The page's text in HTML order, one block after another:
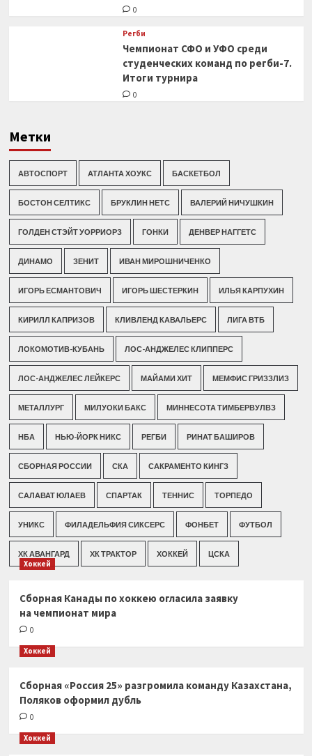
0
Регби
Чемпионат СФО и УФО среди
студенческих команд по регби-7.
Итоги турнира
0
Метки
АВТОСПОРТ АТЛАНТА ХОУКС БАСКЕТБОЛ
БОСТОН СЕЛТИКС БРУКЛИН НЕТС ВАЛЕРИЙ НИЧУШКИН
ГОЛДЕН СТЭЙТ УОРРИОРЗ ГОНКИ ДЕНВЕР НАГГЕТС
ДИНАМО ЗЕНИТ ИВАН МИРОШНИЧЕНКО
ИГОРЬ ЕСМАНТОВИЧ ИГОРЬ ШЕСТЕРКИН ИЛЬЯ КАРПУХИН
КИРИЛЛ КАПРИЗОВ КЛИВЛЕНД КАВАЛЬЕРС ЛИГА ВТБ
ЛОКОМОТИВ-КУБАНЬ ЛОС-АНДЖЕЛЕС КЛИППЕРС
ЛОС-АНДЖЕЛЕС ЛЕЙКЕРС МАЙАМИ ХИТ МЕМФИС ГРИЗЗЛИЗ
МЕТАЛЛУРГ МИЛУОКИ БАКС МИННЕСОТА ТИМБЕРВУЛВЗ
НБА НЬЮ-ЙОРК НИКС РЕГБИ РИНАТ БАШИРОВ
СБОРНАЯ РОССИИ СКА САКРАМЕНТО КИНГЗ
САЛАВАТ ЮЛАЕВ СПАРТАК ТЕННИС ТОРПЕДО
УНИКС ФИЛАДЕЛЬФИЯ СИКСЕРС ФОНБЕТ ФУТБОЛ
ХК АВАНГАРД ХК ТРАКТОР ХОККЕЙ ЦСКА
Хоккей
Сборная Канады по хоккею огласила заявку
на чемпионат мира
0
Хоккей
Сборная «Россия 25» разгромила команду Казахстана,
Поляков оформил дубль
0
Хоккей